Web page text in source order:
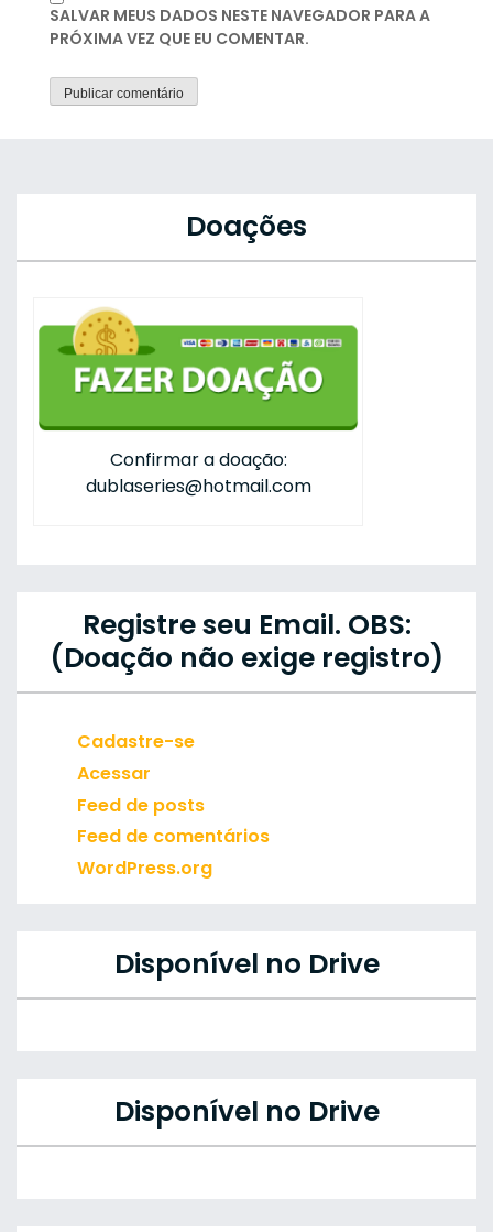
SALVAR MEUS DADOS NESTE NAVEGADOR PARA A
PRÓXIMA VEZ QUE EU COMENTAR.
Doações
Confirmar a doação:
dublaseries@hotmail.com
Registre seu Email. OBS:
(Doação não exige registro)
Cadastre-se
Acessar
Feed de posts
Feed de comentários
WordPress.org
Disponível no Drive
Disponível no Drive